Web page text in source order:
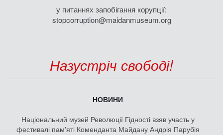
у питаннях запобігання корупції:
stopcorruption@maidanmuseum.org
Назустріч свободі!
НОВИНИ
Національний музей Революції Гідності взяв участь у
фестивалі пам'яті Коменданта Майдану Андрія Парубія